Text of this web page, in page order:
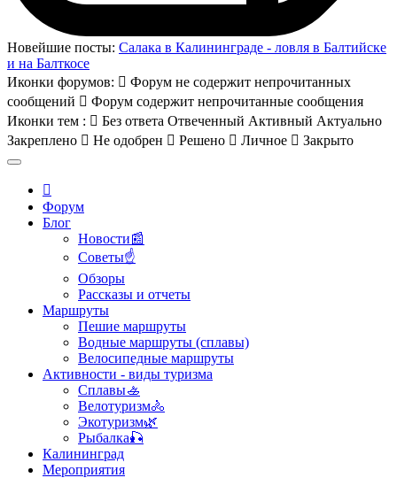
Новейшие посты: Салака в Калининграде - ловля в Балтийске
и на Балткосе
Иконки форумов:
Форум не содержит непрочитанных
сообщений
Форум содержит непрочитанные сообщения
Иконки тем :
Без ответа Отвеченный Активный Актуально
Закреплено
Не одобрен Решено Личное Закрыто
Форум
Блог
Новости📰
Советы☝
Обзоры
Рассказы и отчеты
Маршруты
Пешие маршруты
Водные маршруты (сплавы)
Велосипедные маршруты
Активности - виды туризма
Сплавы🚣
Велотуризм🚴
Экотуризм🌿
Рыбалка🎣
Калининград
Мероприятия